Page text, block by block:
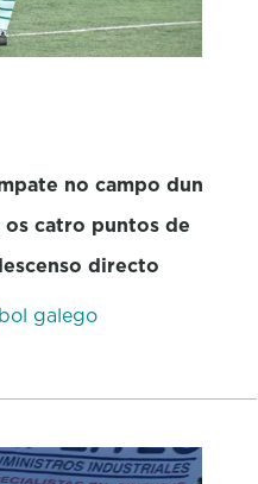
no campo dun
catro puntos de
directo
galego